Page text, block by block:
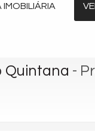
IMOBILIÁRIA
Quintana -